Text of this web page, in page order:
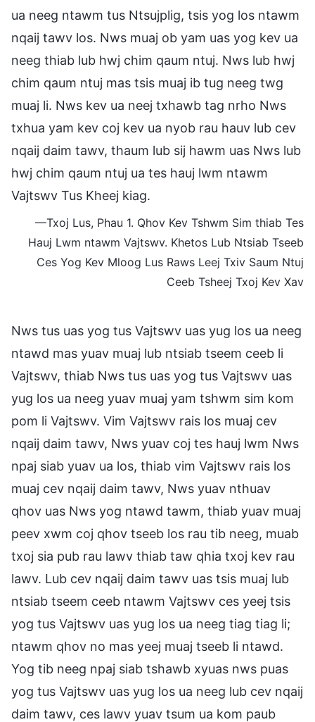
ua neeg ntawm tus Ntsujplig, tsis yog los ntawm
nqaij tawv los. Nws muaj ob yam uas yog kev ua
neeg thiab lub hwj chim qaum ntuj. Nws lub hwj
chim qaum ntuj mas tsis muaj ib tug neeg twg
muaj li. Nws kev ua neej txhawb tag nrho Nws
txhua yam kev coj kev ua nyob rau hauv lub cev
nqaij daim tawv, thaum lub sij hawm uas Nws lub
hwj chim qaum ntuj ua tes hauj lwm ntawm
Vajtswv Tus Kheej kiag.
—Txoj Lus, Phau 1. Qhov Kev Tshwm Sim thiab Tes
Hauj Lwm ntawm Vajtswv. Khetos Lub Ntsiab Tseeb
Ces Yog Kev Mloog Lus Raws Leej Txiv Saum Ntuj
Ceeb Tsheej Txoj Kev Xav
Nws tus uas yog tus Vajtswv uas yug los ua neeg
ntawd mas yuav muaj lub ntsiab tseem ceeb li
Vajtswv, thiab Nws tus uas yog tus Vajtswv uas
yug los ua neeg yuav muaj yam tshwm sim kom
pom li Vajtswv. Vim Vajtswv rais los muaj cev
nqaij daim tawv, Nws yuav coj tes hauj lwm Nws
npaj siab yuav ua los, thiab vim Vajtswv rais los
muaj cev nqaij daim tawv, Nws yuav nthuav
qhov uas Nws yog ntawd tawm, thiab yuav muaj
peev xwm coj qhov tseeb los rau tib neeg, muab
txoj sia pub rau lawv thiab taw qhia txoj kev rau
lawv. Lub cev nqaij daim tawv uas tsis muaj lub
ntsiab tseem ceeb ntawm Vajtswv ces yeej tsis
yog tus Vajtswv uas yug los ua neeg tiag tiag li;
ntawm qhov no mas yeej muaj tseeb li ntawd.
Yog tib neeg npaj siab tshawb xyuas nws puas
yog tus Vajtswv uas yug los ua neeg lub cev nqaij
daim tawv, ces lawv yuav tsum ua kom paub